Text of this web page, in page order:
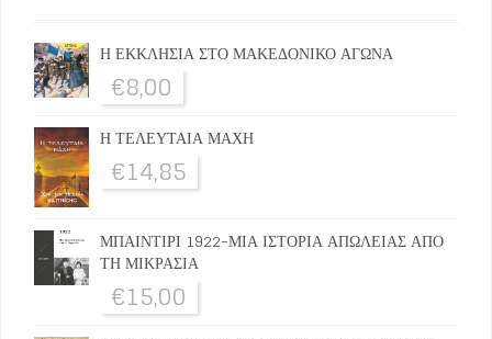
Η ΕΚΚΛΗΣΙΑ ΣΤΟ ΜΑΚΕΔΟΝΙΚΟ ΑΓΩΝΑ
€8,00
Η ΤΕΛΕΥΤΑΙΑ ΜΑΧΗ
€14,85
ΜΠΑΙΝΤΙΡΙ 1922-ΜΙΑ ΙΣΤΟΡΙΑ ΑΠΩΛΕΙΑΣ ΑΠΟ
ΤΗ ΜΙΚΡΑΣΙΑ
€15,00